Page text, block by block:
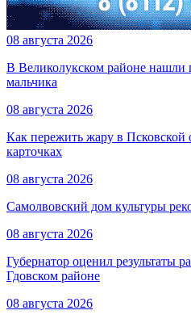
08 августа 2026
В Великолукском районе нашли
мальчика
08 августа 2026
Как пережить жару в Псковской
карточках
08 августа 2026
Самолвовский дом культуры
08 августа 2026
Губернатор оценил результаты
Гдовском районе
08 августа 2026